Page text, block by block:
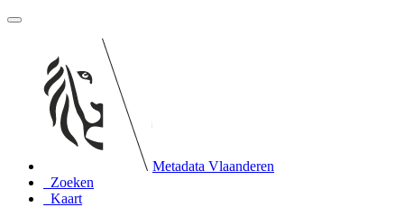
Metadata Vlaanderen
Zoeken
Kaart